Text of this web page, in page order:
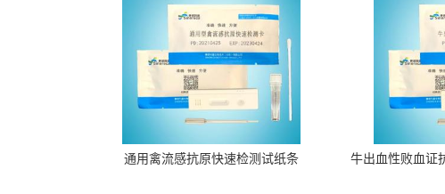
通用禽流感抗原快速检测试纸条
牛出血性败血证